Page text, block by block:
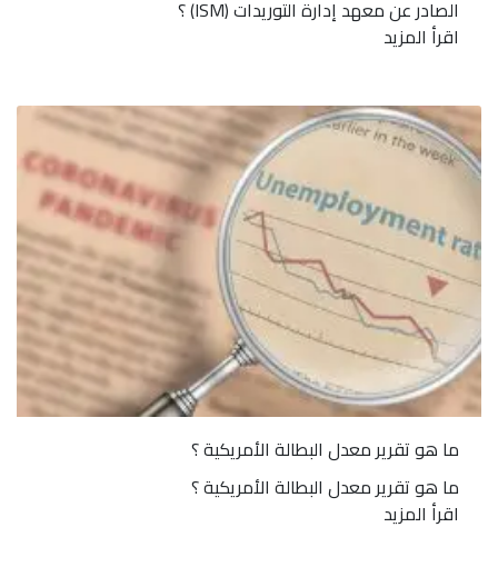
الصادر عن معهد إدارة التوريدات (ISM) ؟
اقرأ المزيد
ما هو تقرير معدل البطالة الأمريكية ؟
ما هو تقرير معدل البطالة الأمريكية ؟
اقرأ المزيد